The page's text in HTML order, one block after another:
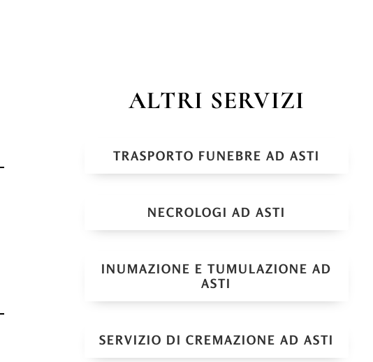
ALTRI SERVIZI
TRASPORTO FUNEBRE AD ASTI
NECROLOGI AD ASTI
INUMAZIONE E TUMULAZIONE AD
ASTI
SERVIZIO DI CREMAZIONE AD ASTI